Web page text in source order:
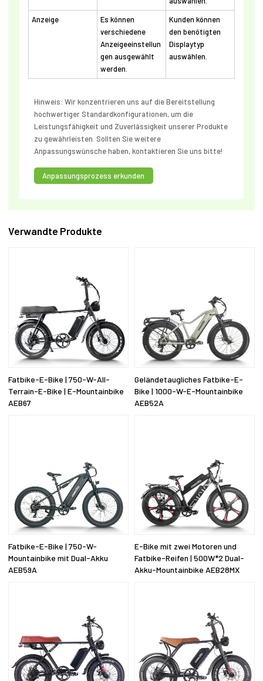
Anzeige
Es können
verschiedene
Anzeigeeinstellun
gen ausgewählt
werden.
Kunden können
den benötigten
Displaytyp
auswählen.
Hinweis: Wir konzentrieren uns auf die Bereitstellung
hochwertiger Standardkonfigurationen, um die
Leistungsfähigkeit und Zuverlässigkeit unserer Produkte
zu gewährleisten. Sollten Sie weitere
Anpassungswünsche haben, kontaktieren Sie uns bitte!
Anpassungsprozess erkunden
Verwandte Produkte
Fatbike-E-Bike | 750-W-All-
Terrain-E-Bike | E-Mountainbike
AEB67
Geländetaugliches Fatbike-E-
Bike | 1000-W-E-Mountainbike
AEB52A
Fatbike-E-Bike | 750-W-
Mountainbike mit Dual-Akku
AEB59A
E-Bike mit zwei Motoren und
Fatbike-Reifen | 500W*2 Dual-
Akku-Mountainbike AEB28MX